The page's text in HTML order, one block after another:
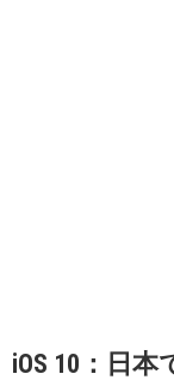
iOS 10：日